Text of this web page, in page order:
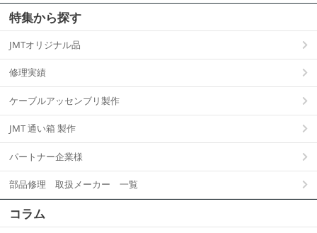
特集から探す
JMTオリジナル品
修理実績
ケーブルアッセンブリ製作
JMT 通い箱 製作
パートナー企業様
部品修理 取扱メーカー 一覧
コラム